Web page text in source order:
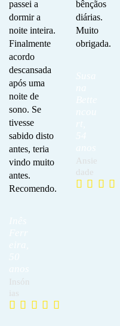
passei a
dormir a
noite inteira.
Finalmente
acordo
descansada
após uma
noite de
sono. Se
tivesse
sabido disto
antes, teria
vindo muito
antes.
Recomendo.
Insón
ias
bênçãos
diárias.
Muito
obrigada.
Ansie
dade